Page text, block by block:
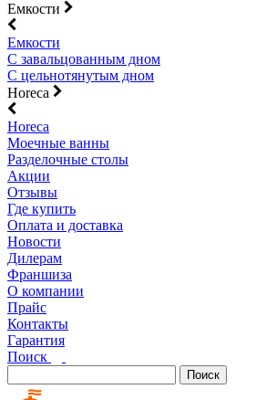
Емкости
Емкости
С завальцованным дном
С цельнотянутым дном
Horeca
Horeca
Моечные ванны
Разделочные столы
Акции
Отзывы
Где купить
Оплата и доставка
Новости
Дилерам
Франшиза
О компании
Прайс
Контакты
Гарантия
Поиск
Поиск